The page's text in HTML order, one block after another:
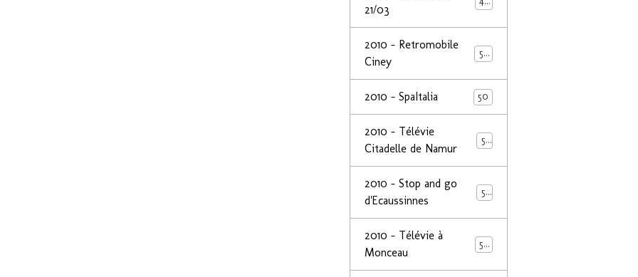
21/03
2010 - Retromobile
Ciney
50
2010 - SpaItalia 50
2010 - Télévie
Citadelle de Namur
50
2010 - Stop and go
d'Ecaussinnes
50
2010 - Télévie à
Monceau
50